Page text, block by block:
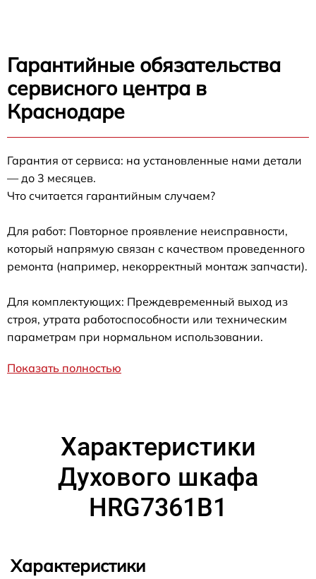
Гарантийные обязательства
сервисного центра в
Краснодаре
Гарантия от сервиса: на установленные нами детали
— до 3 месяцев.
Что считается гарантийным случаем?
Для работ: Повторное проявление неисправности,
который напрямую связан с качеством проведенного
ремонта (например, некорректный монтаж запчасти).
Для комплектующих: Преждевременный выход из
строя, утрата работоспособности или техническим
параметрам при нормальном использовании.
Показать полностью
Характеристики
Духового шкафа
HRG7361B1
Характеристики